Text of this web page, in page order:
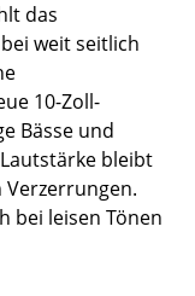
das
weit seitlich
10-Zoll-
Bässe und
bleibt
bei leisen Tönen